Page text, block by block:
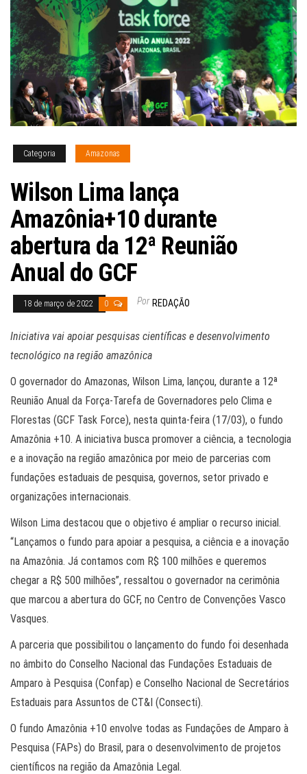
Categoria Amazonas
Wilson Lima lança
Amazônia+10 durante
abertura da 12ª Reunião
Anual do GCF
18 de março de 2022 0 Por REDAÇÃO
Iniciativa vai apoiar pesquisas científicas e desenvolvimento
tecnológico na região amazônica
O governador do Amazonas, Wilson Lima, lançou, durante a 12ª
Reunião Anual da Força-Tarefa de Governadores pelo Clima e
Florestas (GCF Task Force), nesta quinta-feira (17/03), o fundo
Amazônia +10. A iniciativa busca promover a ciência, a tecnologia
e a inovação na região amazônica por meio de parcerias com
fundações estaduais de pesquisa, governos, setor privado e
organizações internacionais.
Wilson Lima destacou que o objetivo é ampliar o recurso inicial.
“Lançamos o fundo para apoiar a pesquisa, a ciência e a inovação
na Amazônia. Já contamos com R$ 100 milhões e queremos
chegar a R$ 500 milhões”, ressaltou o governador na cerimônia
que marcou a abertura do GCF, no Centro de Convenções Vasco
Vasques.
A parceria que possibilitou o lançamento do fundo foi desenhada
no âmbito do Conselho Nacional das Fundações Estaduais de
Amparo à Pesquisa (Confap) e Conselho Nacional de Secretários
Estaduais para Assuntos de CT&I (Consecti).
O fundo Amazônia +10 envolve todas as Fundações de Amparo à
Pesquisa (FAPs) do Brasil, para o desenvolvimento de projetos
científicos na região da Amazônia Legal.